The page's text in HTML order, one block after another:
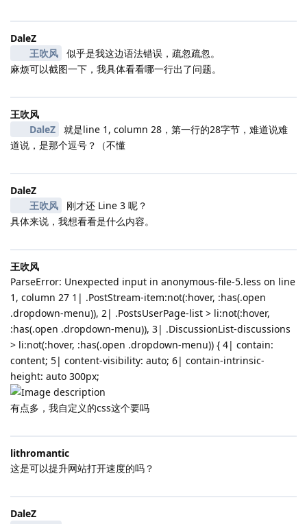
DaleZ
王吹风
似乎是我这边语法错误，疏忽疏忽。
麻烦可以截图一下，我具体看看哪一行出了问题。
王吹风
DaleZ
就是line 1, column 28，第一行的28字节，难道说难
道说，是那个逗号？（不懂
DaleZ
王吹风
刚才还 Line 3 呢？
具体来说，我想看看是什么内容。
王吹风
ParseError: Unexpected input in anonymous-file-5.less on line
1, column 27 1| .PostStream-item:not(:hover, :has(.open
.dropdown-menu)), 2| .PostsUserPage-list > li:not(:hover,
:has(.open .dropdown-menu)), 3| .DiscussionList-discussions
> li:not(:hover, :has(.open .dropdown-menu)) { 4| contain:
content; 5| content-visibility: auto; 6| contain-intrinsic-
height: auto 300px;
有点多，我自定义的css这个要吗
lithromantic
这是可以提升网站打开速度的吗？
DaleZ